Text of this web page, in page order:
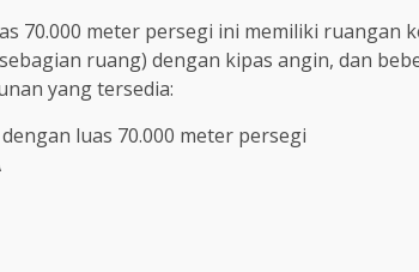
70.000 meter persegi ini memiliki ruangan
ruang) dengan kipas angin, dan
yang tersedia:
luas 70.000 meter persegi